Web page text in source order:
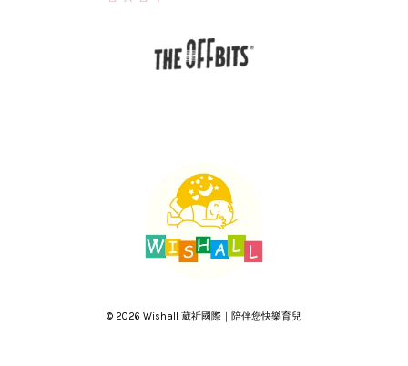
© 2026 Wishall 葳祈國際｜陪伴您快樂育兒